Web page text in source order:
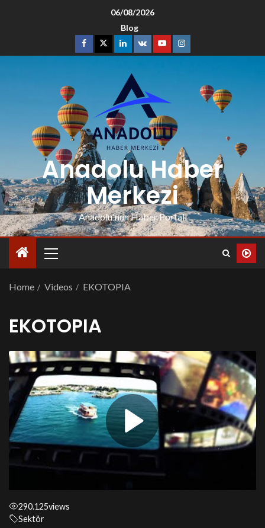
06/08/2026
Blog
Anadolu Haber
Merkezi
Anadolu'nun Haber Portalı
Home Videos EKOTOPIA
EKOTOPIA
290.125views
Sektör